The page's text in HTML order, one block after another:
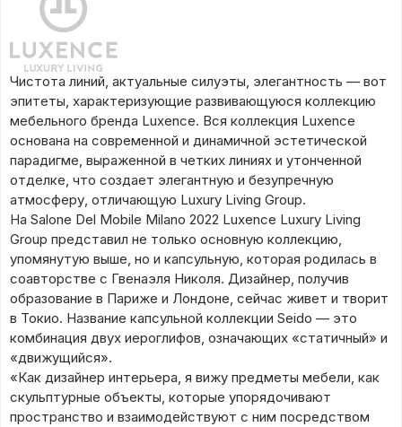
Чистота линий, актуальные силуэты, элегантность — вот
эпитеты, характеризующие развивающуюся коллекцию
мебельного бренда Luxence. Вся коллекция Luxence
основана на современной и динамичной эстетической
парадигме, выраженной в четких линиях и утонченной
отделке, что создает элегантную и безупречную
атмосферу, отличающую Luxury Living Group.
На Salone Del Mobile Milano 2022 Luxence Luxury Living
Group представил не только основную коллекцию,
упомянутую выше, но и капсульную, которая родилась в
соавторстве с Гвенаэля Николя. Дизайнер, получив
образование в Париже и Лондоне, сейчас живет и творит
в Токио. Название капсульной коллекции Seido — это
комбинация двух иероглифов, означающих «статичный» и
«движущийся».
«Как дизайнер интерьера, я вижу предметы мебели, как
скульптурные объекты, которые упорядочивают
пространство и взаимодействуют с ним посредством